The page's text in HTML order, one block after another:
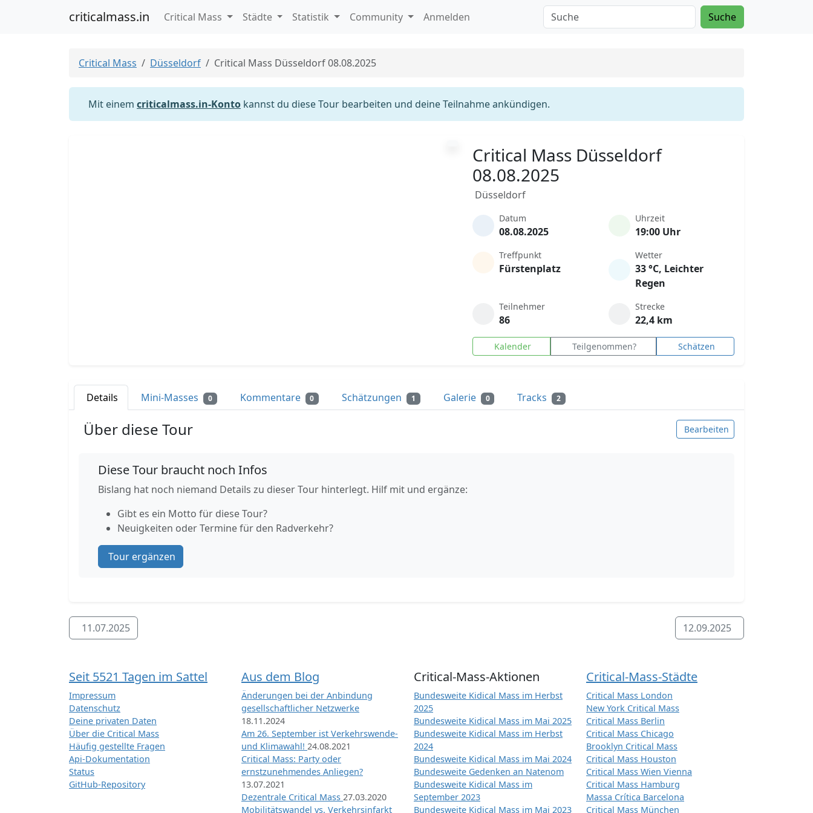
criticalmass.in Critical Mass Städte Statistik Community Anmelden Suche
Critical Mass Düsseldorf Critical Mass Düsseldorf 08.08.2025
Mit einem criticalmass.in-Konto kannst du diese Tour bearbeiten und deine Teilnahme ankündigen.
Critical Mass Düsseldorf
08.08.2025
Düsseldorf
Datum
08.08.2025
Uhrzeit
19:00 Uhr
Treffpunkt
Fürstenplatz
Wetter
33 °C, Leichter
Regen
Teilnehmer
86
Strecke
22,4 km
Kalender Teilgenommen? Schätzen
Details Mini-Masses 0 Kommentare 0 Schätzungen 1 Galerie 0 Tracks 2
Über diese Tour Bearbeiten
Diese Tour braucht noch Infos
Bislang hat noch niemand Details zu dieser Tour hinterlegt. Hilf mit und ergänze:
Gibt es ein Motto für diese Tour?
Neuigkeiten oder Termine für den Radverkehr?
Tour ergänzen
11.07.2025 12.09.2025
Seit 5521 Tagen im Sattel
Impressum
Datenschutz
Deine privaten Daten
Über die Critical Mass
Häufig gestellte Fragen
Api-Dokumentation
Status
GitHub-Repository
Aus dem Blog
Änderungen bei der Anbindung
gesellschaftlicher Netzwerke
18.11.2024
Am 26. September ist Verkehrswende-
und Klimawahl! 24.08.2021
Critical Mass: Party oder
ernstzunehmendes Anliegen?
13.07.2021
Dezentrale Critical Mass 27.03.2020
Mobilitätswandel vs. Verkehrsinfarkt
Critical-Mass-Aktionen
Bundesweite Kidical Mass im Herbst
2025
Bundesweite Kidical Mass im Mai 2025
Bundesweite Kidical Mass im Herbst
2024
Bundesweite Kidical Mass im Mai 2024
Bundesweite Gedenken an Natenom
Bundesweite Kidical Mass im
September 2023
Bundesweite Kidical Mass im Mai 2023
Critical-Mass-Städte
Critical Mass London
New York Critical Mass
Critical Mass Berlin
Critical Mass Chicago
Brooklyn Critical Mass
Critical Mass Houston
Critical Mass Wien Vienna
Critical Mass Hamburg
Massa Crítica Barcelona
Critical Mass München